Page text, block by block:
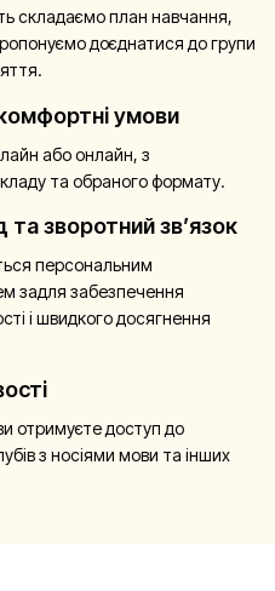
складаємо план навчання,
доєднатися до групи
умови
або онлайн, з
та обраного формату.
та зворотний зв’язок
персональним
задля забезпечення
і швидкого досягнення
отримуєте доступ до
з носіями мови та інших